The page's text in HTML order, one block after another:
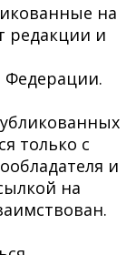
на
редакции и
Федерации.
только с
и
на